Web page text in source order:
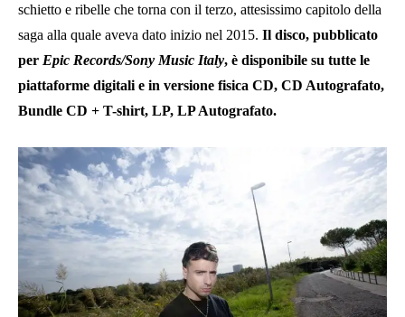
schietto e ribelle che torna con il terzo, attesissimo capitolo della
saga alla quale aveva dato inizio nel 2015. Il disco, pubblicato
per Epic Records/Sony Music Italy, è disponibile su tutte le
piattaforme digitali e in versione fisica CD, CD Autografato,
Bundle CD + T-shirt, LP, LP Autografato.